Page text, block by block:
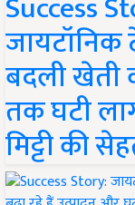
जायटॉनिक
बदली खेती
तक घटी
मिट्टी की